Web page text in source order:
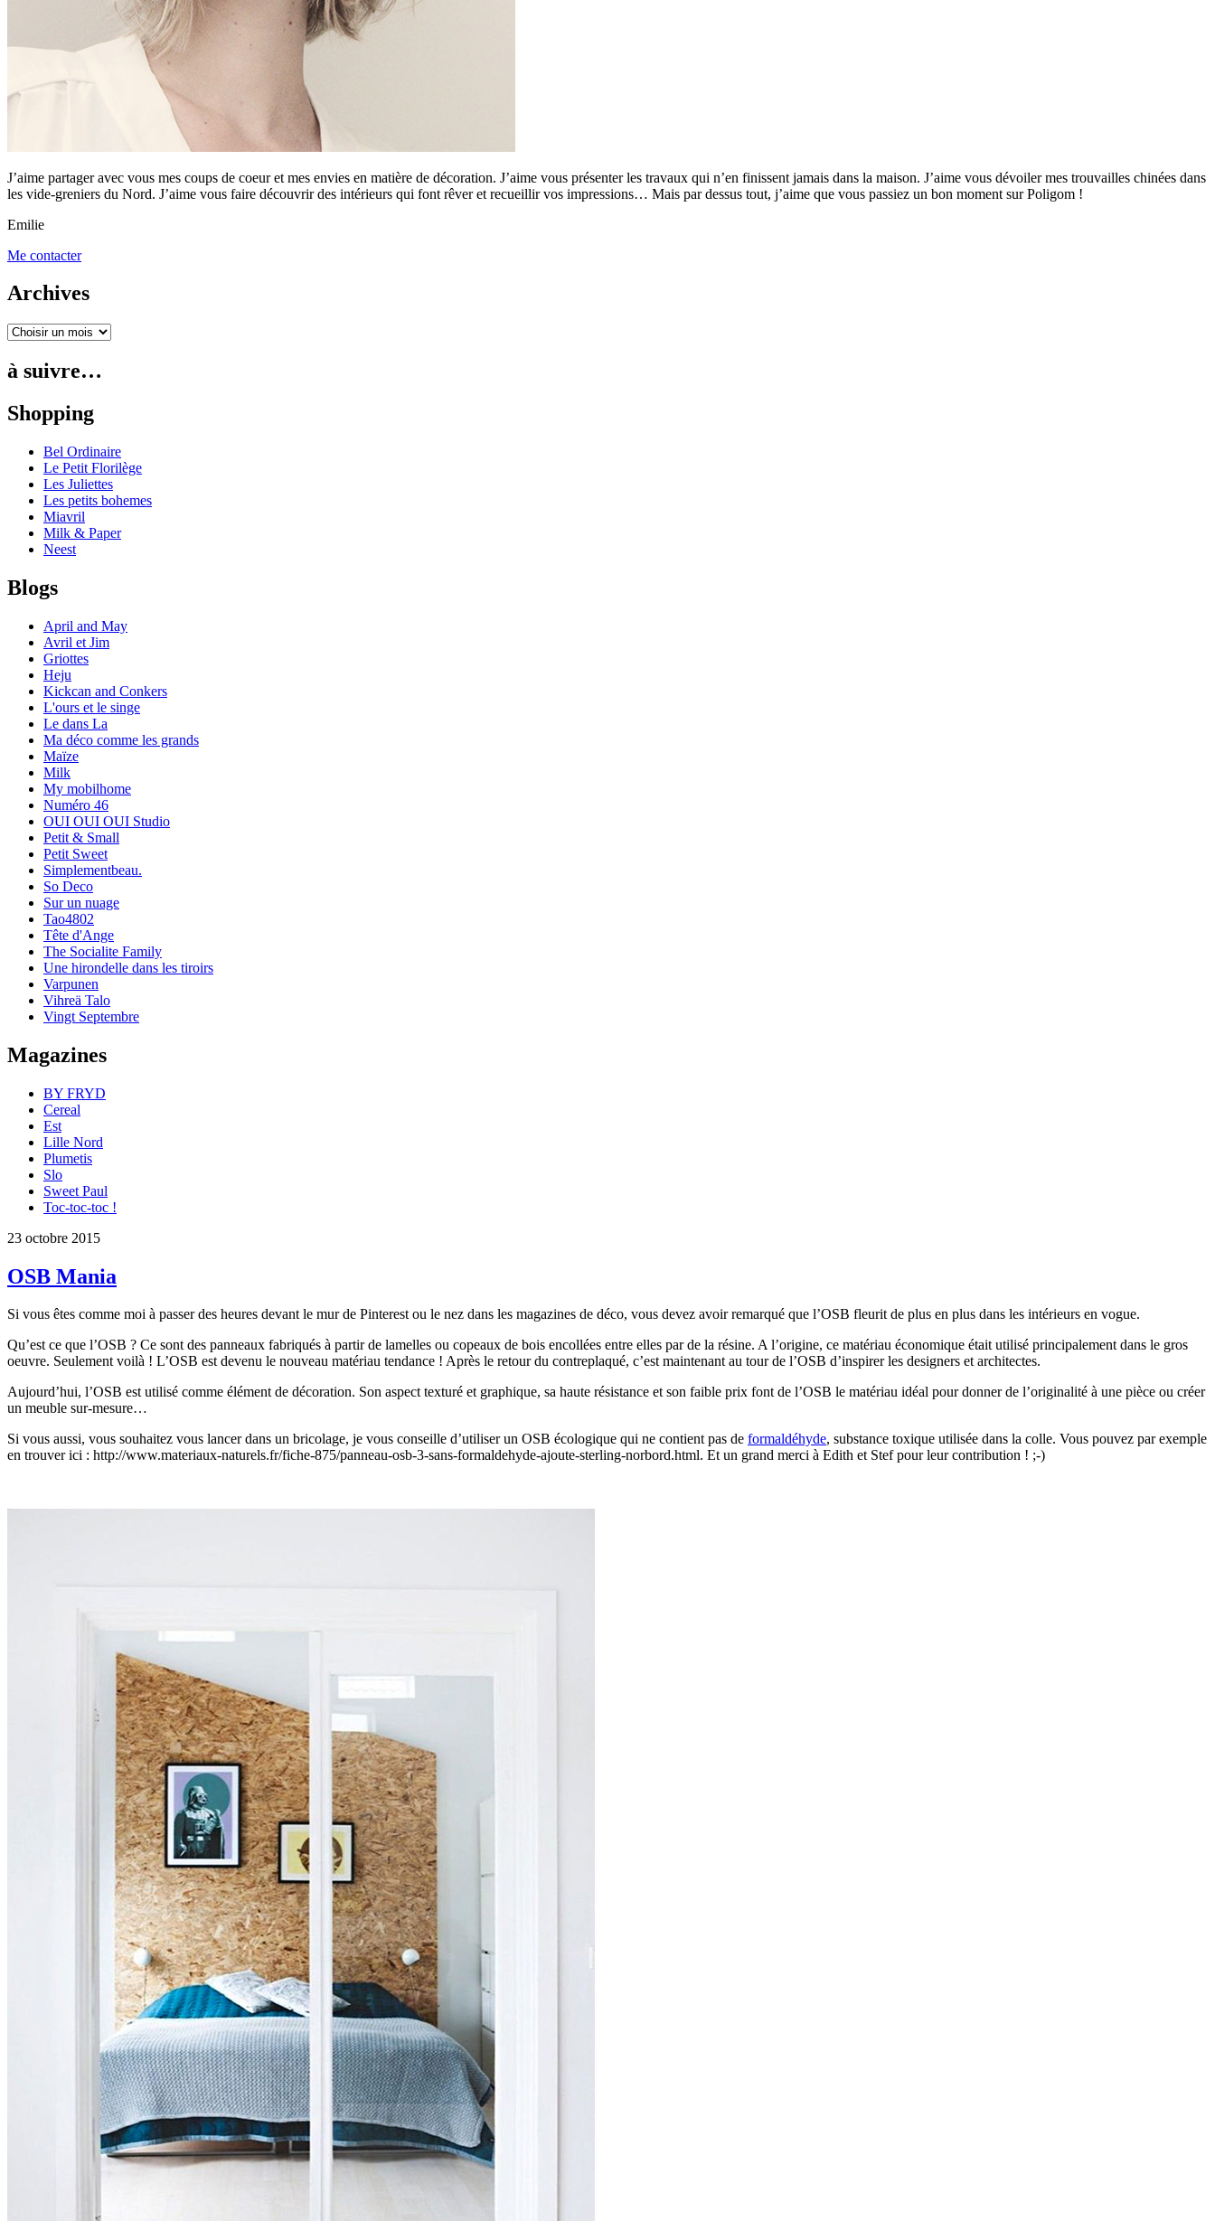
J’aime partager avec vous mes coups de coeur et mes envies en matière de décoration. J’aime vous présenter les travaux qui n’en finissent jamais dans la maison. J’aime vous dévoiler mes trouvailles chinées dans
les vide-greniers du Nord. J’aime vous faire découvrir des intérieurs qui font rêver et recueillir vos impressions… Mais par dessus tout, j’aime que vous passiez un bon moment sur Poligom !
Emilie
Me contacter
Archives
à suivre…
Shopping
Bel Ordinaire
Le Petit Florilège
Les Juliettes
Les petits bohemes
Miavril
Milk & Paper
Neest
Blogs
April and May
Avril et Jim
Griottes
Heju
Kickcan and Conkers
L'ours et le singe
Le dans La
Ma déco comme les grands
Maïze
Milk
My mobilhome
Numéro 46
OUI OUI OUI Studio
Petit & Small
Petit Sweet
Simplementbeau.
So Deco
Sur un nuage
Tao4802
Tête d'Ange
The Socialite Family
Une hirondelle dans les tiroirs
Varpunen
Vihreä Talo
Vingt Septembre
Magazines
BY FRYD
Cereal
Est
Lille Nord
Plumetis
Slo
Sweet Paul
Toc-toc-toc !
23 octobre 2015
OSB Mania
Si vous êtes comme moi à passer des heures devant le mur de Pinterest ou le nez dans les magazines de déco, vous devez avoir remarqué que l’OSB fleurit de plus en plus dans les intérieurs en vogue.
Qu’est ce que l’OSB ? Ce sont des panneaux fabriqués à partir de lamelles ou copeaux de bois encollées entre elles par de la résine. A l’origine, ce matériau économique était utilisé principalement dans le gros
oeuvre. Seulement voilà ! L’OSB est devenu le nouveau matériau tendance ! Après le retour du contreplaqué, c’est maintenant au tour de l’OSB d’inspirer les designers et architectes.
Aujourd’hui, l’OSB est utilisé comme élément de décoration. Son aspect texturé et graphique, sa haute résistance et son faible prix font de l’OSB le matériau idéal pour donner de l’originalité à une pièce ou créer
un meuble sur-mesure…
Si vous aussi, vous souhaitez vous lancer dans un bricolage, je vous conseille d’utiliser un OSB écologique qui ne contient pas de formaldéhyde, substance toxique utilisée dans la colle. Vous pouvez par exemple
en trouver ici : http://www.materiaux-naturels.fr/fiche-875/panneau-osb-3-sans-formaldehyde-ajoute-sterling-norbord.html. Et un grand merci à Edith et Stef pour leur contribution ! ;-)